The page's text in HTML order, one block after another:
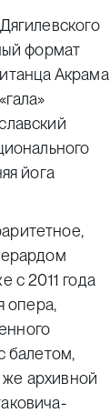
формат
Акрама
йога
с 2011 года
опера,
балетом,
же архивной